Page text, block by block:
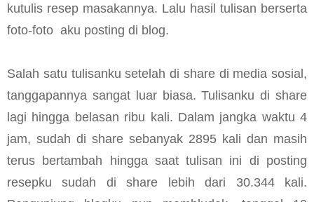
kutulis resep masakannya. Lalu hasil tulisan berserta
foto-foto aku posting di blog.
Salah satu tulisanku setelah di share di media sosial,
tanggapannya sangat luar biasa. Tulisanku di share
lagi hingga belasan ribu kali. Dalam jangka waktu 4
jam, sudah di share sebanyak 2895 kali dan masih
terus bertambah hingga saat tulisan ini di posting
resepku sudah di share lebih dari 30.344 kali.